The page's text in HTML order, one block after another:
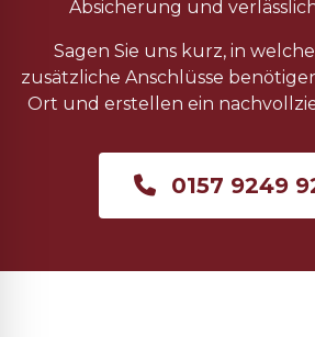
Absicherung und
Sagen Sie uns kurz, in
zusätzliche Anschlüsse
Ort und erstellen ein
0157 9249